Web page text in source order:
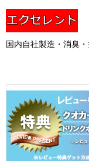
国内自社製造・消臭